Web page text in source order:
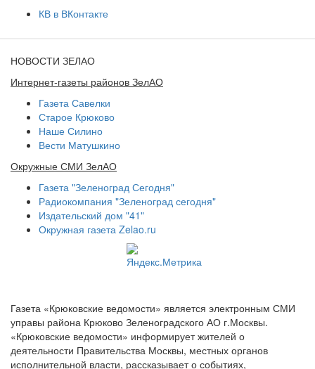
КВ в ВКонтакте
НОВОСТИ ЗЕЛАО
Интернет-газеты районов ЗелАО
Газета Савелки
Старое Крюково
Наше Силино
Вести Матушкино
Окружные СМИ ЗелАО
Газета "Зеленоград Сегодня"
Радиокомпания "Зеленоград сегодня"
Издательский дом "41"
Окружная газета Zelao.ru
Газета «Крюковские ведомости» является электронным СМИ
управы района Крюково Зеленоградского АО г.Москвы.
«Крюковские ведомости» информирует жителей о
деятельности Правительства Москвы, местных органов
исполнительной власти, рассказывает о событиях,